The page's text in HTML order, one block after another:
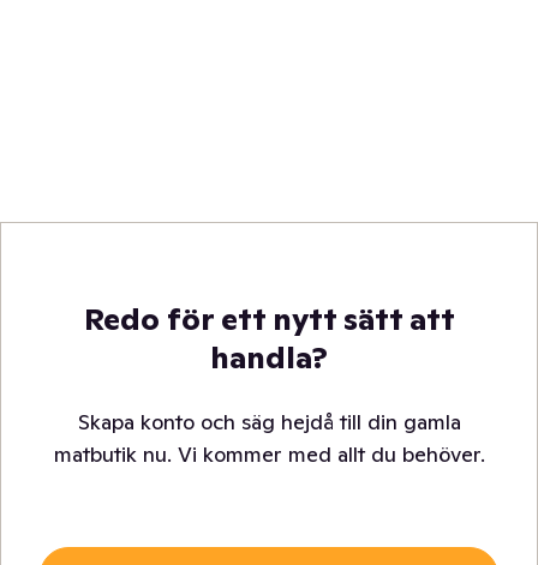
Redo för ett nytt sätt att
handla?
Skapa konto och säg hejdå till din gamla
matbutik nu. Vi kommer med allt du behöver.